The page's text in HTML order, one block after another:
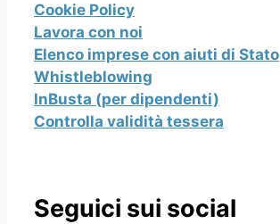
Cookie Policy
Lavora con noi
Elenco imprese con aiuti di Stato
Whistleblowing
InBusta (per dipendenti)
Controlla validità tessera
Seguici sui social